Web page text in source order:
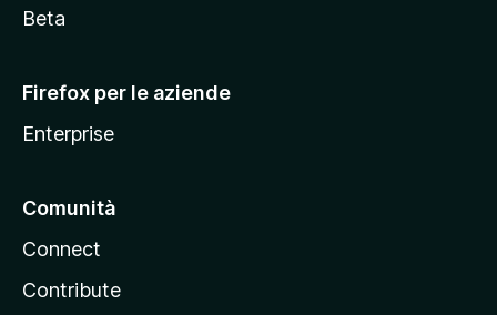
i
a
Beta
Firefox per le aziende
Enterprise
Comunità
Connect
Contribute